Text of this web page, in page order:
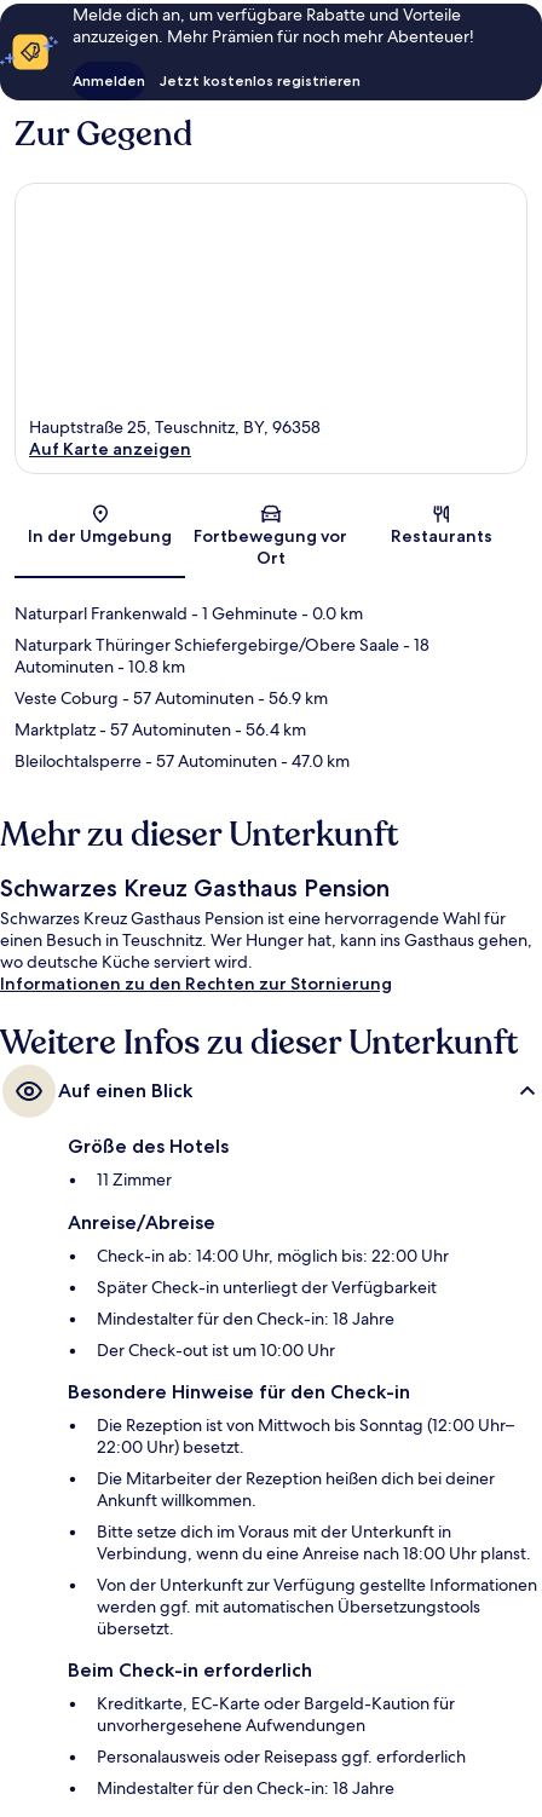
Melde dich an, um verfügbare Rabatte und Vorteile
anzuzeigen. Mehr Prämien für noch mehr Abenteuer!
Anmelden Jetzt kostenlos registrieren
Zur Gegend
Karte
Hauptstraße 25, Teuschnitz, BY, 96358
Auf Karte anzeigen
In der Umgebung
Fortbewegung vor
Ort
Restaurants
Naturparl Frankenwald - 1 Gehminute- 0.0 km
Naturpark Thüringer Schiefergebirge/Obere Saale- 18
Autominuten- 10.8 km
Veste Coburg - 57 Autominuten- 56.9 km
Marktplatz- 57 Autominuten- 56.4 km
Bleilochtalsperre- 57 Autominuten- 47.0 km
Mehr zu dieser Unterkunft
Schwarzes Kreuz Gasthaus Pension
Schwarzes Kreuz Gasthaus Pension ist eine hervorragende Wahl für
einen Besuch in Teuschnitz. Wer Hunger hat, kann ins Gasthaus gehen,
wo deutsche Küche serviert wird.
Informationen zu den Rechten zur Stornierung
Weitere Infos zu dieser Unterkunft
Auf einen Blick
Größe des Hotels
11 Zimmer
Anreise/Abreise
Check-in ab: 14:00 Uhr, möglich bis: 22:00 Uhr
Später Check-in unterliegt der Verfügbarkeit
Mindestalter für den Check-in: 18 Jahre
Der Check-out ist um 10:00 Uhr
Besondere Hinweise für den Check-in
Die Rezeption ist von Mittwoch bis Sonntag (12:00 Uhr–
22:00 Uhr) besetzt.
Die Mitarbeiter der Rezeption heißen dich bei deiner
Ankunft willkommen.
Bitte setze dich im Voraus mit der Unterkunft in
Verbindung, wenn du eine Anreise nach 18:00 Uhr planst.
Von der Unterkunft zur Verfügung gestellte Informationen
werden ggf. mit automatischen Übersetzungstools
übersetzt.
Beim Check-in erforderlich
Kreditkarte, EC-Karte oder Bargeld-Kaution für
unvorhergesehene Aufwendungen
Personalausweis oder Reisepass ggf. erforderlich
Mindestalter für den Check-in: 18 Jahre